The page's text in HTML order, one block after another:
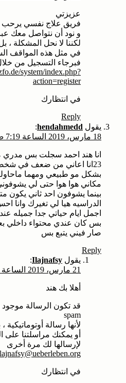
عزيزتي
فريق علاج نفسي يرحب
و نود أن نتواصل معك
لكننا لا نحل المشكلة ،
في مثل هذه المواقف
فبرجاء التسجيل من
system/index.php?
action=register
في انتظارك
Reply
يقول hendahmedd
:
18 مارس، 2019 الساعة 7:19 ص
انا هند احمد سجلت بس مدري
23انا اعاني من ضعف في
بشكل مو طبيعي ومهما
مكاني هوا هوا حتى لي
بينما يشوفون احد ثاني يكون
الدراسيه هيا لي تغيرك وانا
اجمل ايام حياتي جدا جميله
بس كان عندي محتواء داخلي
صار فيني يتبع بس
Reply
يقول Ilajnafsy
:
21 مارس، 2019 الساعة 4:28 ص
أهلا بك هند
قد تكون الرسالة
spam
لأنها رسالة أوتوماتيكية ،
أو يمكنك مراسلتنا على
لإرسالها لك مرة أخرى
في انتظارك